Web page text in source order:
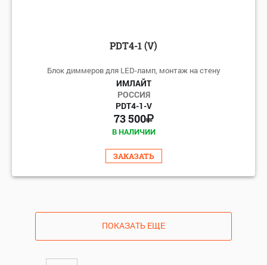
PDT4-1 (V)
Блок диммеров для LED-ламп, монтаж на стену
ИМЛАЙТ
РОССИЯ
PDT4-1-V
73 500
В НАЛИЧИИ
ЗАКАЗАТЬ
ПОКАЗАТЬ ЕЩЕ